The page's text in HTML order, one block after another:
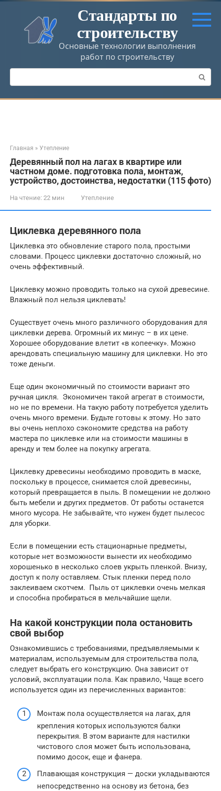
Перейти
контенту
Стандарты по
строительству
Основные технологии выполнения
работ по строительству
Поиск:
Главная » Утепление
Деревянный пол на лагах в квартире или
частном доме. подготовка пола, монтаж,
устройство, достоинства, недостатки (115 фото)
На чтение: 22 мин Утепление
Циклевка деревянного пола
Циклевка это обновление старого пола, простыми
словами. Процесс циклевки достаточно сложный, но
очень эффективный.
Циклевку можно проводить только на сухой древесине.
Влажный пол нельзя циклевать!
Существует очень много различного оборудования для
циклевки дерева. Огромный их минус – в их цене.
Хорошее оборудование влетит «в копеечку». Можно
арендовать специальную машину для циклевки. Но это
тоже деньги.
Еще один экономичный по стоимости вариант это
ручная цикля. Экономичен такой агрегат в стоимости,
но не по времени. На такую работу потребуется уделить
очень много времени. Будьте готовы к этому. Но зато
вы очень неплохо сэкономите средства на работу
мастера по циклевке или на стоимости машины в
аренду и тем более на покупку агрегата.
Циклевку древесины необходимо проводить в маске,
поскольку в процессе, снимается слой древесины,
который превращается в пыль. В помещении не должно
быть мебели и других предметов. От работы останется
много мусора. Не забывайте, что нужен будет пылесос
для уборки.
Если в помещении есть стационарные предметы,
которые нет возможности вынести их необходимо
хорошенько в несколько слоев укрыть пленкой. Внизу,
доступ к полу оставляем. Стык пленки перед поло
заклеиваем скотчем. Пыль от циклевки очень мелкая
и способна пробираться в мельчайшие щели.
На какой конструкции пола остановить
свой выбор
Ознакомившись с требованиями, предъявляемыми к
материалам, используемым для строительства пола,
следует выбрать его конструкцию. Она зависит от
условий, эксплуатации пола. Как правило, Чаще всего
используется один из перечисленных вариантов:
Монтаж пола осуществляется на лагах, для
крепления которых используются балки
перекрытия. В этом варианте для настилки
чистового слоя может быть использована,
помимо досок, еще и фанера.
Плавающая конструкция — доски укладываются
непосредственно на основу из бетона, без